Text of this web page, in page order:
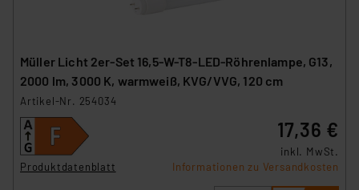
Müller Licht 2er-Set 16,5-W-T8-LED-Röhrenlampe, G13,
2000 lm, 3000 K, warmweiß, KVG/VVG, 120 cm
Artikel-Nr. 254034
Produktdatenblatt
17,36 €
inkl. MwSt.
Informationen zu Versandkosten